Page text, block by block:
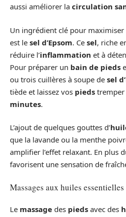
aussi améliorer la circulation
Un ingrédient clé pour
est le sel d’Epsom. Ce sel, riche
réduire l’inflammation et à
Pour préparer un bain de pieds
ou trois cuillères à soupe de sel
tiède et laissez vos pieds tremper
minutes.
L’ajout de quelques gouttes d’
que la lavande ou la menthe
amplifier l’effet relaxant. En plus
favorisent une sensation de
Massages aux huiles essentielles
Le massage des pieds avec des